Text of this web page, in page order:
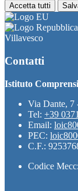
Accetta tutti
Villavesco
Contatti
Istituto
Via Dante, 7
Tel: +39
Email:
PEC:
C.F.:
Codice